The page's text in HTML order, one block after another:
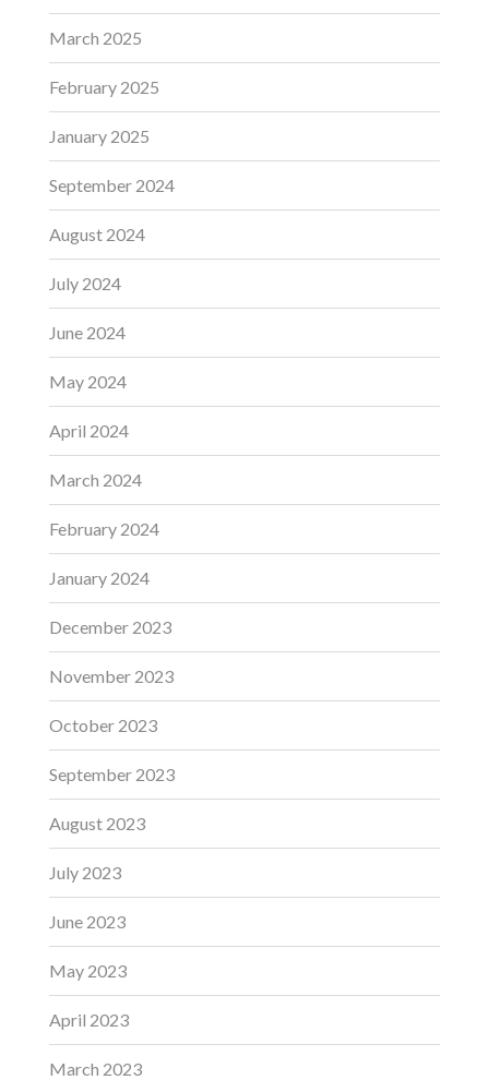
March 2025
February 2025
January 2025
September 2024
August 2024
July 2024
June 2024
May 2024
April 2024
March 2024
February 2024
January 2024
December 2023
November 2023
October 2023
September 2023
August 2023
July 2023
June 2023
May 2023
April 2023
March 2023